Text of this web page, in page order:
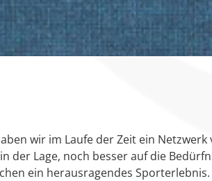
wir im Laufe der Zeit ein Netzwerk
der Lage, noch besser auf die
ein herausragendes Sporterlebnis.